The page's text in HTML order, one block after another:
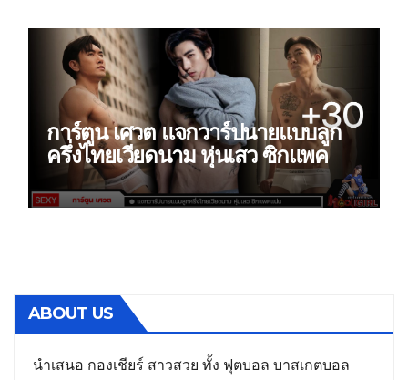
การ์ตูน เศวต แจกวาร์ปนายแบบลูก
ครึ่งไทยเวียดนาม หุ่นเสว ซิกแพค
แน่น
ABOUT US
นำเสนอ กองเชียร์ สาวสวย ทั้ง ฟุตบอล บาสเกตบอล